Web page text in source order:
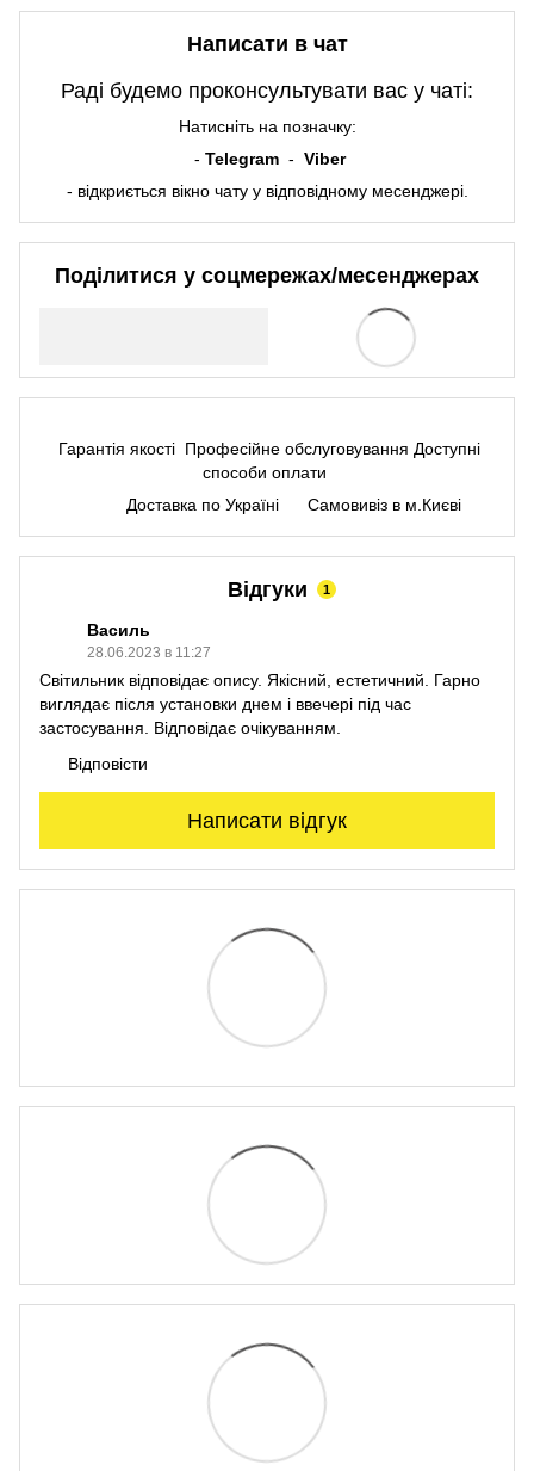
Написати в чат
Раді будемо проконсультувати вас у чаті:
Натисніть на позначку:
- Telegram - Viber
- відкриється вікно чату у відповідному месенджері.
Поділитися у соцмережах/месенджерах
Гарантія якості Професійне обслуговування Доступні
способи оплати
Доставка по Україні
Самовивіз в м.Києві
Відгуки 1
Василь
28.06.2023 в 11:27
Світильник відповідає опису. Якісний, естетичний. Гарно
виглядає після установки днем і ввечері під час
застосування. Відповідає очікуванням.
Відповісти
Написати відгук